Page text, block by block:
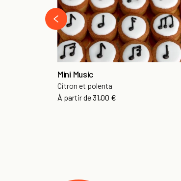
Mini Music
Citron et polenta
À partir de31,00 €
‹